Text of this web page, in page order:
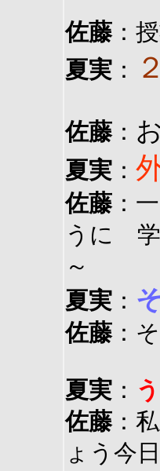
佐藤：
夏実 ：
佐藤：
夏実 ：
佐藤：
うに
～
夏実 ：
佐藤：
夏実 ：
佐藤：
ょう今